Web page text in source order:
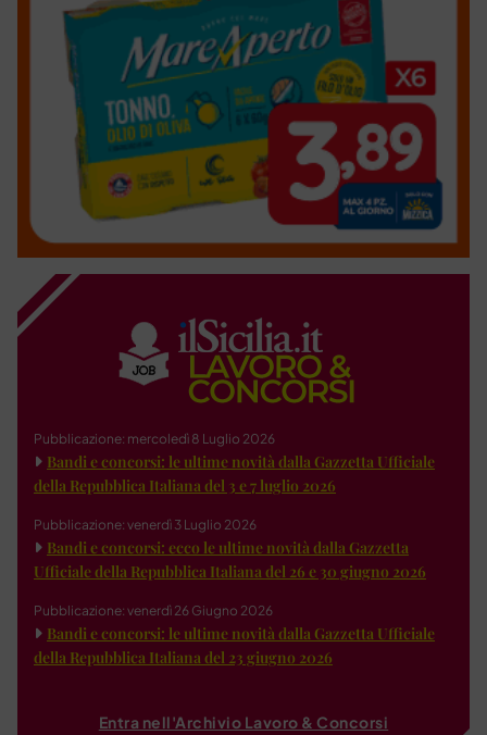
Pubblicazione: mercoledì 8 Luglio 2026
Bandi e concorsi: le ultime novità dalla Gazzetta Ufficiale
della Repubblica Italiana del 3 e 7 luglio 2026
Pubblicazione: venerdì 3 Luglio 2026
Bandi e concorsi: ecco le ultime novità dalla Gazzetta
Ufficiale della Repubblica Italiana del 26 e 30 giugno 2026
Pubblicazione: venerdì 26 Giugno 2026
Bandi e concorsi: le ultime novità dalla Gazzetta Ufficiale
della Repubblica Italiana del 23 giugno 2026
Entra nell'Archivio Lavoro & Concorsi